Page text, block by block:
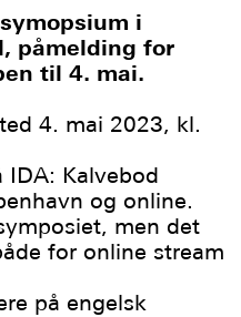
i
påmelding for
til 4. mai.
4. mai 2023, kl.
IDA: Kalvebod
og online.
men det
for online stream
på engelsk